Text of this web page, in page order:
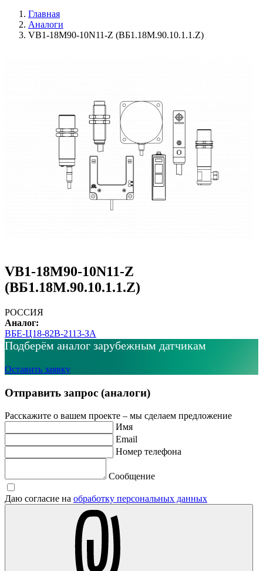
Главная
Аналоги
VB1-18M90-10N11-Z (ВБ1.18М.90.10.1.1.Z)
VB1-18M90-10N11-Z
(ВБ1.18М.90.10.1.1.Z)
РОССИЯ
Аналог:
ВБЕ-Ц18-82В-2113-ЗА
Подберём аналог зарубежным датчикам
Оставить заявку
Отправить запрос (аналоги)
Расскажите о вашем проекте – мы сделаем предложение
Имя
Email
Номер телефона
Сообщение
Даю согласие на обработку персональных данных